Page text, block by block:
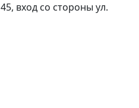
вход со стороны ул.